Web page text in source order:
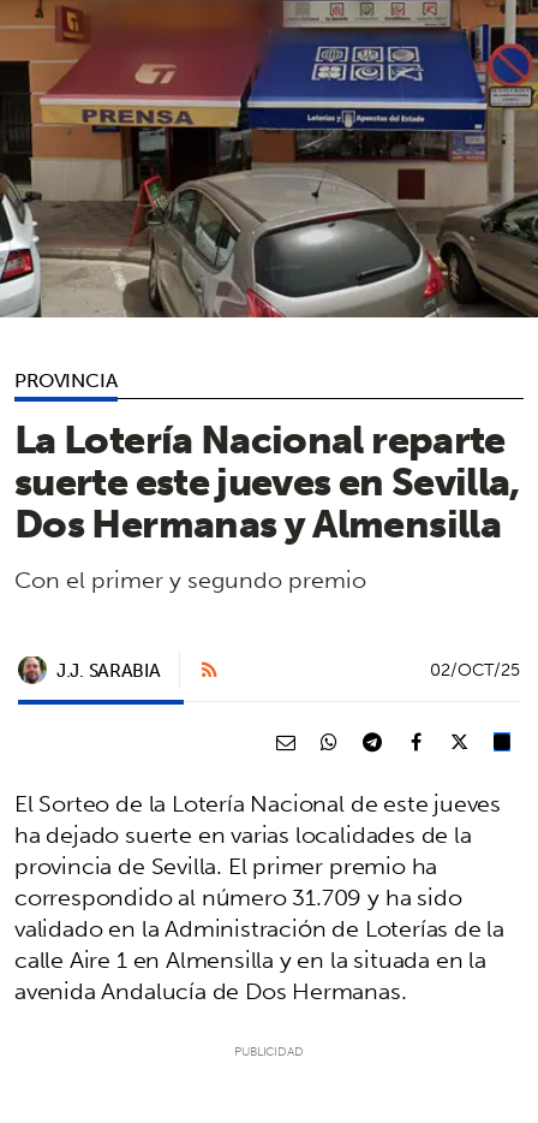
PROVINCIA
La Lotería Nacional reparte
suerte este jueves en Sevilla,
Dos Hermanas y Almensilla
Con el primer y segundo premio
J.J. SARABIA 02/OCT/25
El Sorteo de la Lotería Nacional de este jueves
ha dejado suerte en varias localidades de la
provincia de Sevilla. El primer premio ha
correspondido al número 31.709 y ha sido
validado en la Administración de Loterías de la
calle Aire 1 en Almensilla y en la situada en la
avenida Andalucía de Dos Hermanas.